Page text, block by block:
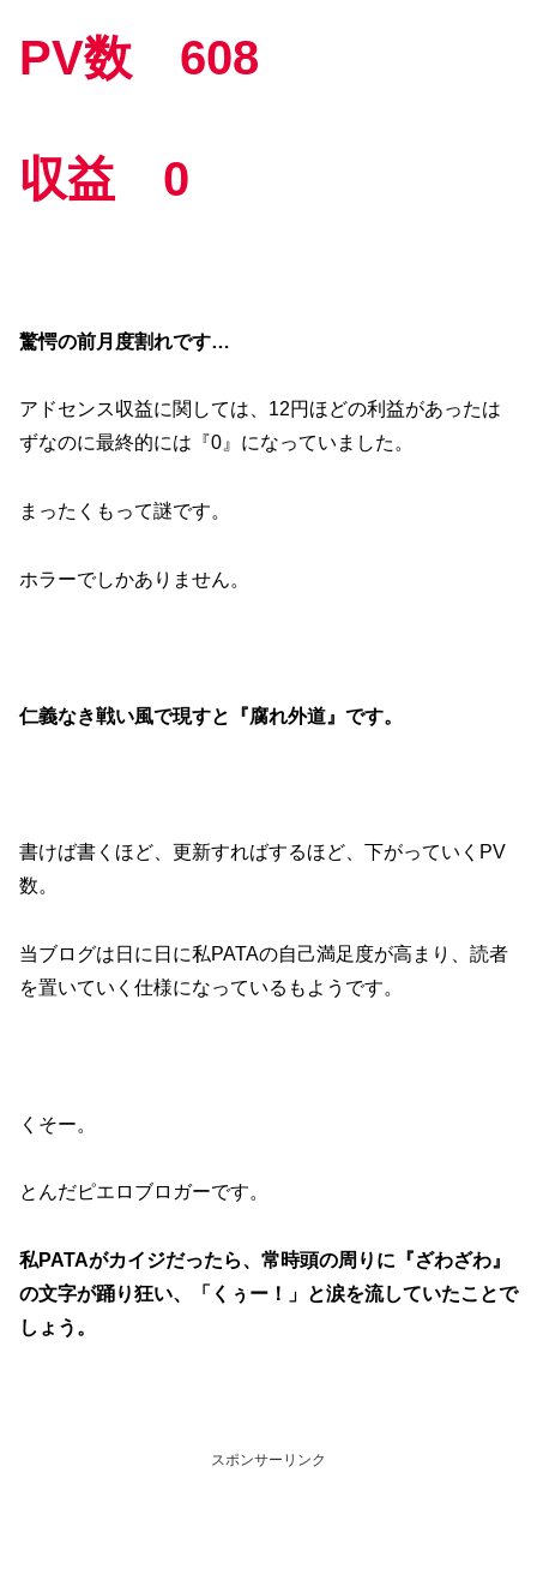
PV数 608
収益 0
驚愕の前月度割れです…
アドセンス収益に関しては、12円ほどの利益があったは
ずなのに最終的には『0』になっていました。
まったくもって謎です。
ホラーでしかありません。
仁義なき戦い風で現すと『腐れ外道』です。
書けば書くほど、更新すればするほど、下がっていくPV
数。
当ブログは日に日に私PATAの自己満足度が高まり、読者
を置いていく仕様になっているもようです。
くそー。
とんだピエロブロガーです。
私PATAがカイジだったら、常時頭の周りに『ざわざわ』
の文字が踊り狂い、「くぅー！」と涙を流していたことで
しょう。
スポンサーリンク